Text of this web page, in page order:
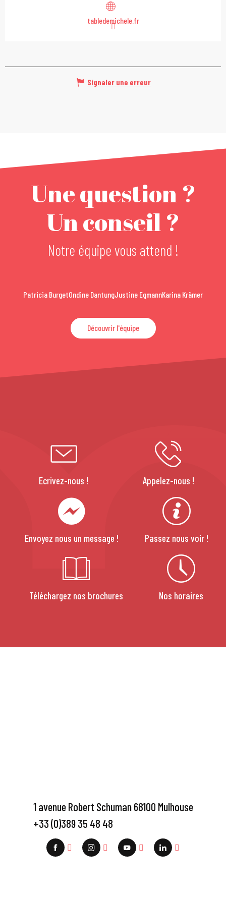
tabledemichele.fr
Signaler une erreur
Une question ?
Un conseil ?
Notre équipe vous attend !
Patricia BurgetOndine DantungJustine EgmannKarina Krämer
Découvrir l'équipe
Ecrivez-nous ! Appelez-nous !
Envoyez nous un message ! Passez nous voir !
Téléchargez nos brochures Nos horaires
1 avenue Robert Schuman 68100 Mulhouse
+33 (0)389 35 48 48